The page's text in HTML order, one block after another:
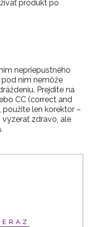
produkt po
nepriepustného
ním nemôže
Prejdite na
CC (correct and
len korektor –
zdravo, ale